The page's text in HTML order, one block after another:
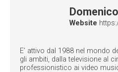
Website
E’ attivo dal 1988 nel mondo
gli ambiti, dalla televisione al
professionistico ai video